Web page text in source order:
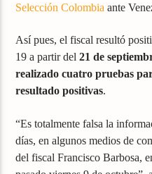
Selección Colombia ante
Así pues, el fiscal resultó
19 a partir del21 de
realizado cuatro pruebas
resultado positivas.
“Es totalmente falsa la
días, en algunos medios de
del fiscal Francisco Barbosa,